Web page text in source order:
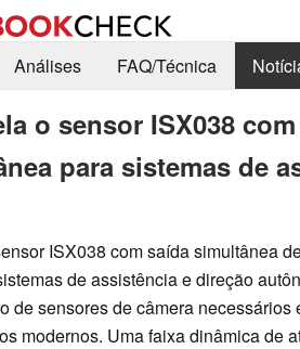
Análises FAQ/Técnica
o sensor ISX038
para sistemas de
ISX038 com saída simultânea
de assistência e direção
de sensores de câmera necessários
modernos. Uma faixa dinâmica de